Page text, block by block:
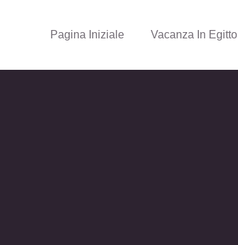
Pagina Iniziale Vacanza In Egitto